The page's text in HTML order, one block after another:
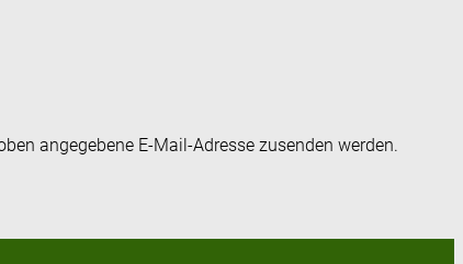
angegebene E-Mail-Adresse zusenden werden.